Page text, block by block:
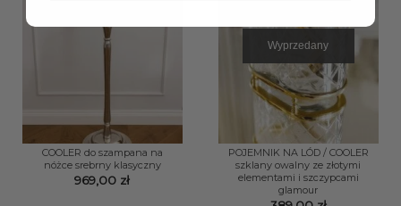
COOLER do szampana na
nóżce srebrny klasyczny
969,00 zł
Wyprzedany
POJEMNIK NA LÓD / COOLER
szklany owalny ze złotymi
elementami i szczypcami
glamour